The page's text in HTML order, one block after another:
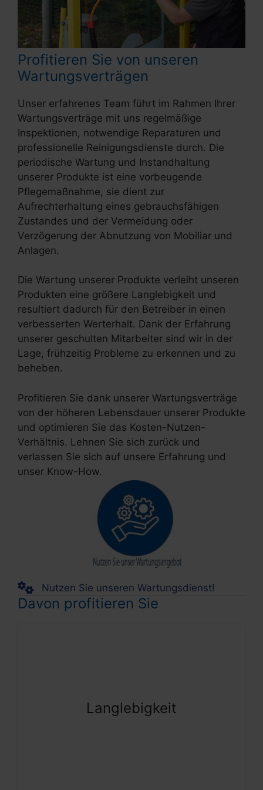
Profitieren Sie von unseren
Wartungsverträgen
Unser erfahrenes Team führt im Rahmen Ihrer
Wartungsverträge mit uns regelmäßige
Inspektionen, notwendige Reparaturen und
professionelle Reinigungsdienste durch. Die
periodische Wartung und Instandhaltung
unserer Produkte ist eine vorbeugende
Pflegemaßnahme, sie dient zur
Aufrechterhaltung eines gebrauchsfähigen
Zustandes und der Vermeidung oder
Verzögerung der Abnutzung von Mobiliar und
Anlagen.
Die Wartung unserer Produkte verleiht unseren
Produkten eine größere Langlebigkeit und
resultiert dadurch für den Betreiber in einen
verbesserten Werterhalt. Dank der Erfahrung
unserer geschulten Mitarbeiter sind wir in der
Lage, frühzeitig Probleme zu erkennen und zu
beheben.
Profitieren Sie dank unserer Wartungsverträge
von der höheren Lebensdauer unserer Produkte
und optimieren Sie das Kosten-Nutzen-
Verhältnis. Lehnen Sie sich zurück und
verlassen Sie sich auf unsere Erfahrung und
unser Know-How.
Nutzen Sie unseren Wartungsdienst!
Davon profitieren Sie
Langlebigkeit
- Längerer Werterhalt
- Nachhaltigkeit durch erhöhte